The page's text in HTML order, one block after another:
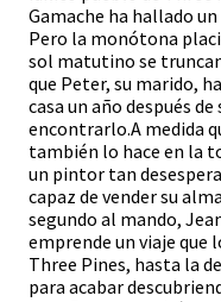
Gamache ha hallado
Pero la monótona
sol matutino se
que Peter, su marido,
casa un año después
encontrarlo.A medida
también lo hace en la
un pintor tan
capaz de vender su
segundo al mando,
emprende un viaje que
Three Pines, hasta la
para acabar